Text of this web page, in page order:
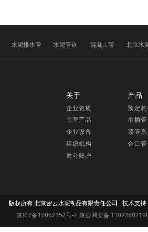
关于
企业资质
主营产品
企业设备
组织机构
对公账户
水泥排水管 水泥管道 混凝土管 北京水
产品
预定
承插管
顶管系
企口管
版权所有 北京密云水泥制品有限责任公司 技术支持
京公网安备
京ICP备16062352号-2